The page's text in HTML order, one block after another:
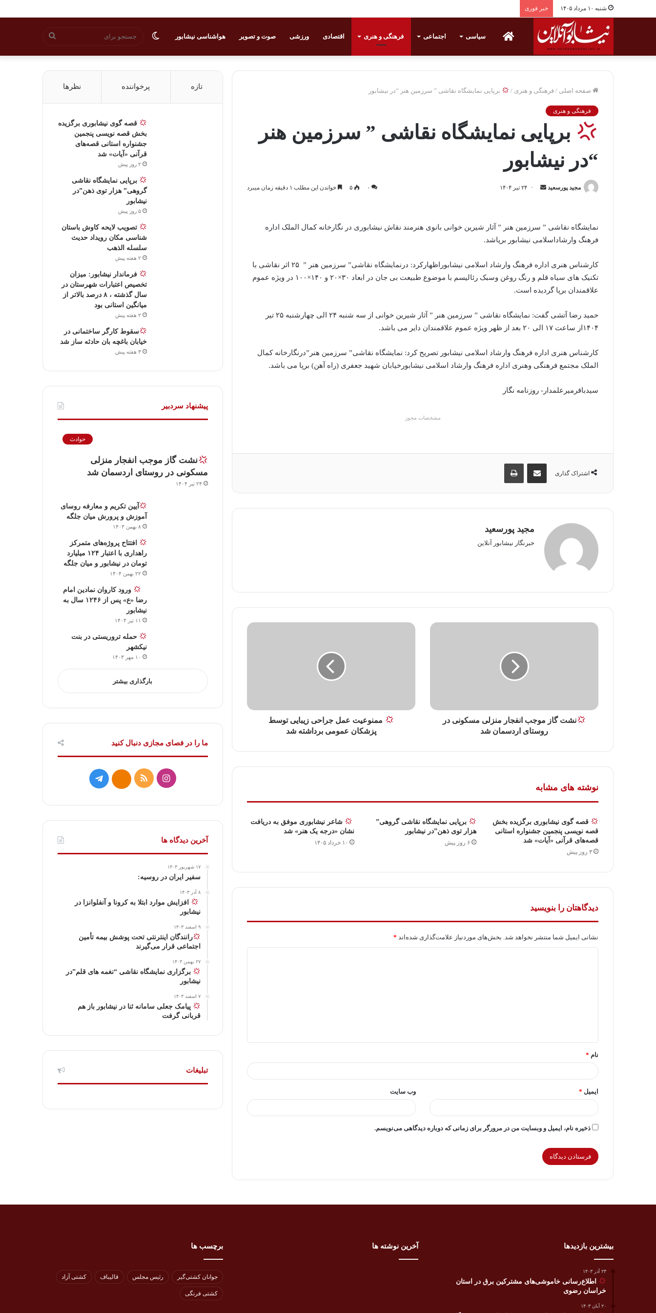
شنبه ۱۰ مرداد ۱۴۰۵ خبر فوری
سیاسی اجتماعی فرهنگی و هنری اقتصادی ورزشی صوت و تصویر هواشناسی نیشابور
صفحه اصلی / فرهنگی و هنری / برپایی نمایشگاه نقاشی ” سرزمین هنر “در نیشابور
فرهنگی و هنری
برپایی نمایشگاه نقاشی ” سرزمین هنر
“در نیشابور
مجید پورسعید
ا
ی
م
ل
۲۴ تیر ۱۴۰۴ ۰ ۵ خواندن این مطلب ۱ دقیقه زمان میبرد
نمایشگاه نقاشی ” سرزمین هنر ” آثار شیرین خوانی بانوی هنرمند نقاش نیشابوری در نگارخانه کمال الملک اداره
فرهنگ وارشاداسلامی نیشابور برپاشد.
کارشناس هنری اداره فرهنگ وارشاد اسلامی نیشابوراظهارکرد: درنمایشگاه نقاشی” سرزمین هنر ” ۲۵ اثر نقاشی با
تکنیک های سیاه قلم و رنگ روغن وسبک رئالیسم با موضوع طبیعت بی جان در ابعاد ۳۰×۲۰ و ۱۴۰×۱۰۰ در ویژه عموم
علاقمندان برپا گردیده است.
حمید رضا آتشی گفت: نمایشگاه نقاشی ” سرزمین هنر ” آثار شیرین خوانی از سه شنبه ۲۴ الی چهارشنبه ۲۵ تیر
۱۴۰۴از ساعت ۱۷ الی ۲۰ بعد از ظهر ویژه عموم علاقمندان دایر می باشد.
کارشناس هنری اداره فرهنگ وارشاد اسلامی نیشابور تصریح کرد: نمایشگاه نقاشی” سرزمین هنر”درنگارخانه کمال
الملک مجتمع فرهنگی وهنری اداره فرهنگ وارشاد اسلامی نیشابورخیابان شهید جعفری (راه آهن) برپا می باشد.
سیدباقرمیرعلمدار- روزنامه نگار
مشخصات مجوز
اشتراک گذاری
اشتراک گذاری از طریق ایمیل
مجید پورسعید
خبرنگار نیشابور آنلاین
نشت گاز موجب انفجار منزلی مسکونی در
روستای اردسمان شد
ممنوعیت عمل جراحی زیبایی توسط
پزشکان عمومی برداشته شد
نوشته های مشابه
قصه گوی نیشابوری برگزیده بخش
قصه نویسی پنجمین جشنواره استانی
قصه‌های قرآنی «آیات» شد
۳ روز پیش
برپایی نمایشگاه نقاشی گروهی”
هزار توی ذهن”در نیشابور
۶ روز پیش
شاعر نیشابوری موفق به دریافت
نشان «درجه یک هنر» شد
۱۰ خرداد ۱۴۰۵
دیدگاهتان را بنویسید
نشانی ایمیل شما منتشر نخواهد شد. بخش‌های موردنیاز علامت‌گذاری شده‌اند *
*
نام *
ایمیل * وب‌ سایت
ذخیره نام، ایمیل و وبسایت من در مرورگر برای زمانی که دوباره دیدگاهی می‌نویسم.
تازه پرخواننده نظرها
قصه گوی نیشابوری برگزیده
بخش قصه نویسی پنجمین
جشنواره استانی قصه‌های
قرآنی «آیات» شد
۲ روز پیش
برپایی نمایشگاه نقاشی
گروهی” هزار توی ذهن”در
نیشابور
۵ روز پیش
تصویب لایحه کاوش باستان
شناسی مکان رویداد حدیث
سلسله الذهب
۲ هفته پیش
فرماندار نیشابور: میزان
تخصیص اعتبارات شهرستان در
سال گذشته ، ۸ درصد بالاتر از
میانگین استانی بود
۲ هفته پیش
سقوط کارگر ساختمانی در
خیابان باغچه بان حادثه ساز شد
۳ هفته پیش
پیشنهاد سردبیر
حوادث
نشت گاز موجب انفجار منزلی
مسکونی در روستای اردسمان شد
۲۴ تیر ۱۴۰۴
آیین تکریم و معارفه روسای
آموزش و پرورش میان جلگه
۸ بهمن ۱۴۰۳
افتتاح پروژه‌های متمرکز
راهداری با اعتبار ۱۲۴ میلیارد
تومان در نیشابور و میان جلگه
۲۲ بهمن ۱۴۰۴
ورود كاروان نمادين امام
رضا «ع» پس از ۱۲۴۶ سال به
نیشابور
۱۱ تیر ۱۴۰۴
حمله تروریستی در بنت
نیکشهر
۱۰ مهر ۱۴۰۳
بارگذاری بیشتر
ما را در فصای مجازی دنبال کنید
ا
س
ت
ا
ا
خ
ک
ت
گ
ا
آخرین دیدگاه ها
۱۷ شهریور ۱۴۰۳
سفیر ایران در روسیه:
۸ آذر ۱۴۰۳
افزایش موارد ابتلا به کرونا و آنفلوانزا در
نیشابور
۹ اسفند ۱۴۰۳
رانندگان اینترنتی تحت پوشش بیمه تأمین
اجتماعی قرار می‌گیرند
۲۷ بهمن ۱۴۰۳
برگزاری نمایشگاه نقاشی “نغمه های قلم”در
نیشابور
۷ اسفند ۱۴۰۳
پیامک جعلی سامانه ثنا در نیشابور باز هم
قربانی گرفت
تبلیغات
بیشترین بازدیدها
۲۳ آذر ۱۴۰۳
اطلاع‌رسانی خاموشی‌های مشترکین برق در استان
خراسان رضوی
۲۰ آبان ۱۴۰۳
آخرین نوشته ها برچسب ها
جوانان کشتی‌گیر رئیس مجلس قالیباف کشتی آزاد
کشتی فرنگی